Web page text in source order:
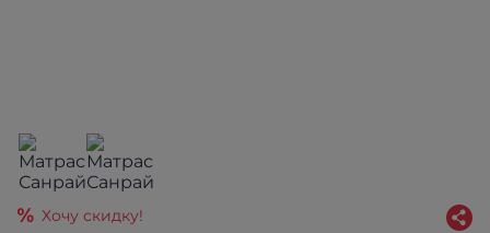
Хочу скидку!